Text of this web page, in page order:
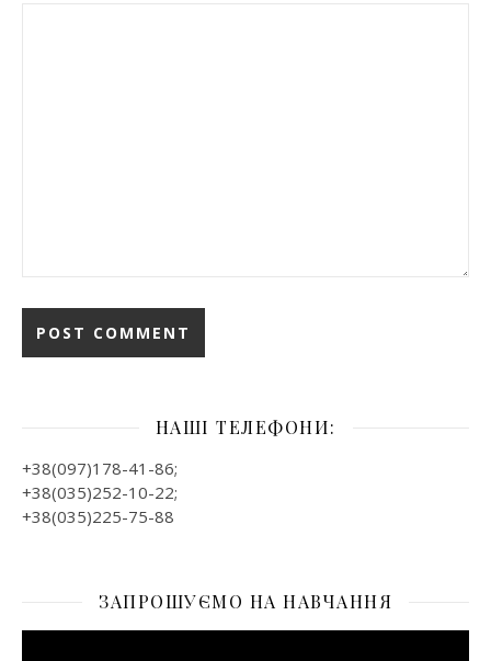
НАШІ ТЕЛЕФОНИ:
+38(097)178-41-86;
+38(035)252-10-22;
+38(035)225-75-88
ЗАПРОШУЄМО НА НАВЧАННЯ